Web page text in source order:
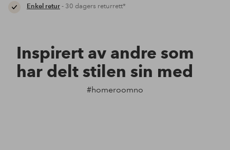
Enkel retur- 30 dagers returrett*
Inspirert av andre som
har delt stilen sin med
#homeroomno